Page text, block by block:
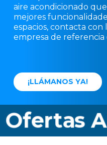
aire acondicionado
mejores
espacios, contacta
empresa de referencia
¡LLÁMANOS YA!
Aire